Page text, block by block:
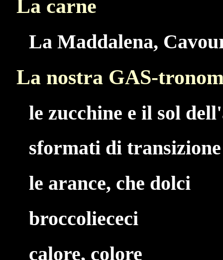
La carne
La Maddalena,
La nostra GAS-
le zucchine e il sol
sformati di transizione
le arance, che dolci
broccoliececi
calore, colore